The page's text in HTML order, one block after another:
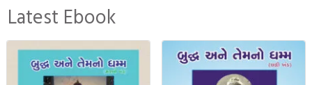
Latest Ebook